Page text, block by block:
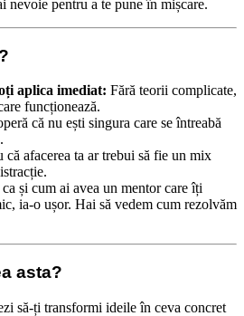
nevoie pentru a te pune în mișcare.
aplica imediat: Fără teorii complicate,
funcționează.
că nu ești singura care se întreabă
că afacerea ta ar trebui să fie un mix
ca și cum ai avea un mentor care îți
ia-o ușor. Hai să vedem cum rezolvăm
asta?
să-ți transformi ideile în ceva concret